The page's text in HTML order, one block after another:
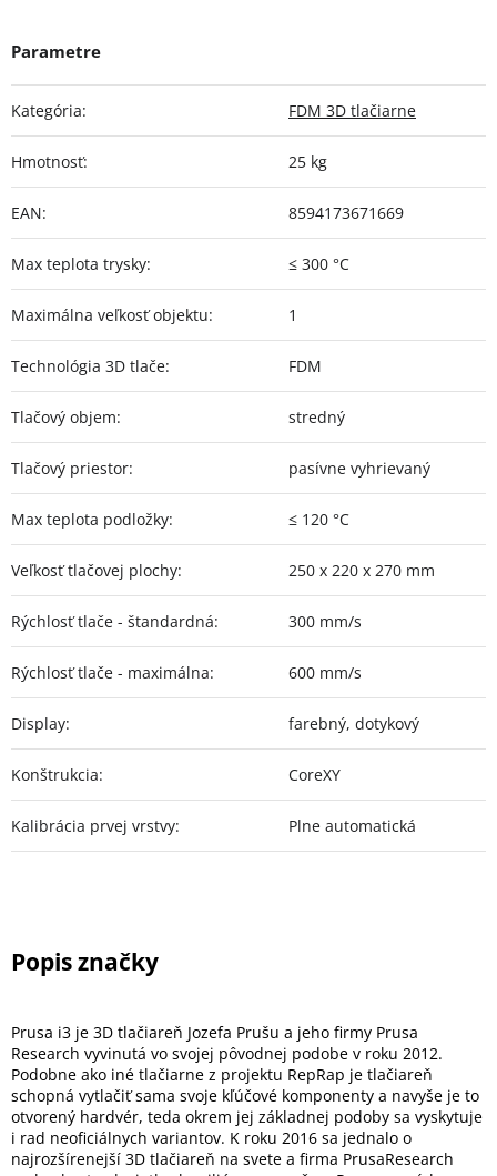
Kategória: FDM 3D tlačiarne
Hmotnosť: 25 kg
EAN: 8594173671669
Max teplota trysky: ≤ 300 °C
Maximálna veľkosť objektu: 1
Technológia 3D tlače: FDM
Tlačový objem: stredný
Tlačový priestor: pasívne vyhrievaný
Max teplota podložky: ≤ 120 °C
Veľkosť tlačovej plochy: 250 x 220 x 270 mm
Rýchlosť tlače - štandardná: 300 mm/s
Rýchlosť tlače - maximálna: 600 mm/s
Display: farebný, dotykový
Konštrukcia: CoreXY
Kalibrácia prvej vrstvy: Plne automatická
Prusa i3 je 3D tlačiareň Jozefa Prušu a jeho firmy Prusa
Research vyvinutá vo svojej pôvodnej podobe v roku 2012.
Podobne ako iné tlačiarne z projektu RepRap je tlačiareň
schopná vytlačiť sama svoje kľúčové komponenty a navyše je to
otvorený hardvér, teda okrem jej základnej podoby sa vyskytuje
i rad neoficiálnych variantov. K roku 2016 sa jednalo o
najrozšírenejší 3D tlačiareň na svete a firma PrusaResearch